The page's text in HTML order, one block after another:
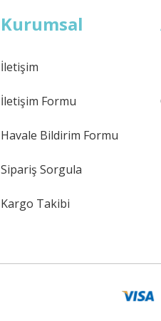
Kurumsal
İletişim
İletişim Formu
Havale Bildirim Formu
Sipariş Sorgula
Kargo Takibi